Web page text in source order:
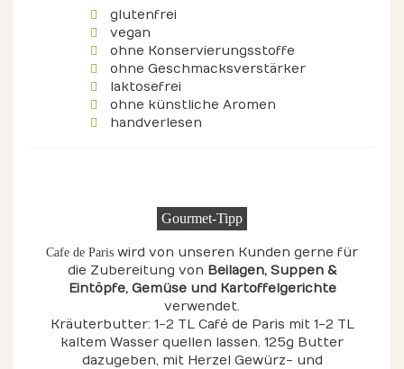
glutenfrei
vegan
ohne Konservierungsstoffe
ohne Geschmacksverstärker
laktosefrei
ohne künstliche Aromen
handverlesen
Gourmet-Tipp
Cafe de Paris wird von unseren Kunden gerne für
die Zubereitung von Beilagen, Suppen &
Eintöpfe, Gemüseund Kartoffelgerichte
verwendet.
Kräuterbutter: 1-2 TL Café de Paris mit 1-2 TL
kaltem Wasser quellen lassen. 125g Butter
dazugeben, mit Herzel Gewürz- und